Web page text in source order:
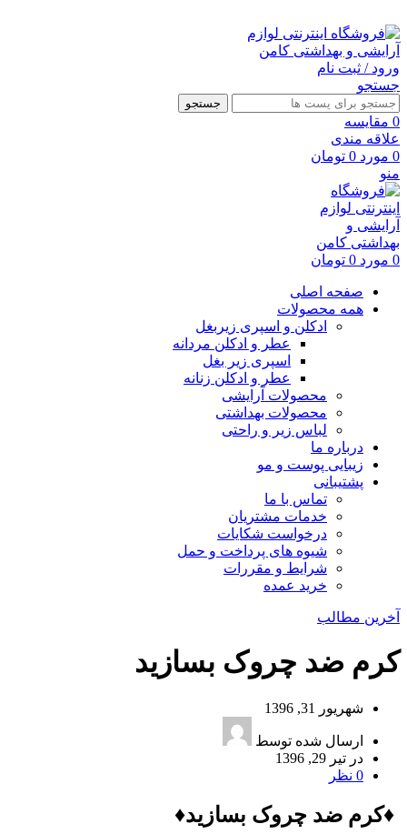
ورود / ثبت نام
جستجو
جستجو
0 مقايسه
علاقه مندی
0 مورد 0 تومان
منو
0 مورد 0 تومان
صفحه اصلی
همه محصولات
ادکلن و اسپری زیربغل
عطر و ادکلن مردانه
اسپری زیر بغل
عطر و ادکلن زنانه
محصولات آرایشی
محصولات بهداشتی
لباس زیر و راحتی
درباره ما
زیبایی پوست و مو
پشتیبانی
تماس با ما
خدمات مشتریان
درخواست شکایات
شیوه های پرداخت و حمل
شرایط و مقررات
خرید عمده
آخرین مطالب
کرم ضد چروک بسازید
شهریور 31, 1396
ارسال شده توسط
در تیر 29, 1396
0 نظر
♦کرم ضد چروک بسازید♦